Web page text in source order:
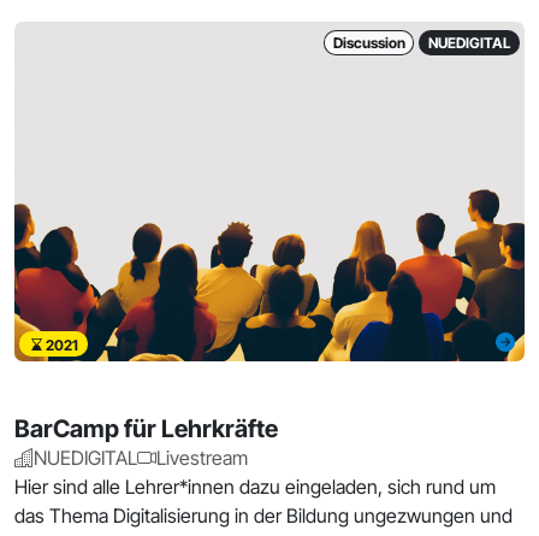
Discussion NUEDIGITAL
2021
BarCamp für Lehrkräfte
NUEDIGITAL
Livestream
Hier sind alle Lehrer*innen dazu eingeladen, sich rund um
das Thema Digitalisierung in der Bildung ungezwungen und